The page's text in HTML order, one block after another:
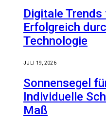
Digitale
Erfolgreich
Technologie
JULI 19, 2026
Sonnensegel
Individuelle
Maß